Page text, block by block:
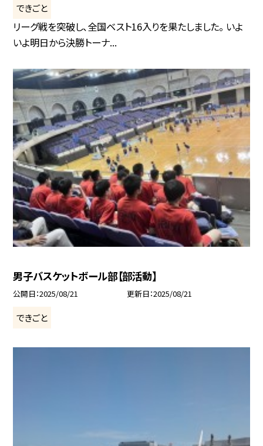
できごと
リーグ戦を突破し、全国ベスト16入りを果たしました。 いよ
いよ明日から決勝トーナ...
男子バスケットボール部【部活動】
公開日 2025/08/21 更新日 2025/08/21
できごと